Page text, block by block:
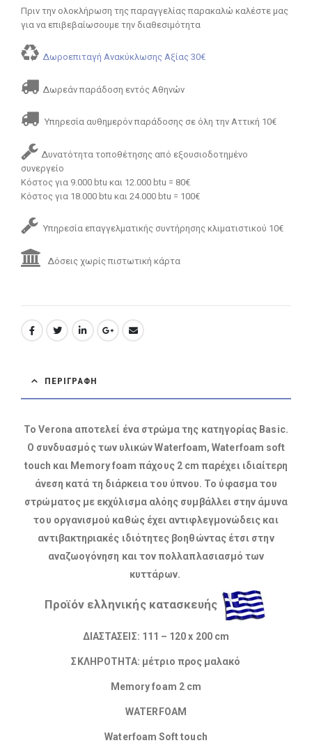
Πριν την ολοκλήρωση της παραγγελίας παρακαλώ καλέστε μας
για να επιβεβαίωσουμε την διαθεσιμότητα
Δωροεπιταγή Ανακύκλωσης Αξίας 30€
Δωρεάν παράδοση εντός Αθηνών
Υπηρεσία αυθημερόν παράδοσης σε όλη την Αττική 10€
Δυνατότητα τοποθέτησης από εξουσιοδοτημένο
συνεργείο
Κόστος για 9.000 btu και 12.000 btu = 80€
Κόστος για 18.000 btu και 24.000 btu = 100€
Υπηρεσία επαγγελματικής συντήρησης κλιματιστικού 10€
Δόσεις χωρίς πιστωτική κάρτα
ΠΕΡΙΓΡΑΦΉ
Το Verona αποτελεί ένα στρώμα της κατηγορίας Basic.
Ο συνδυασμός των υλικών Waterfoam, Waterfoam soft
touch και Memory foam πάχους 2 cm παρέχει ιδιαίτερη
άνεση κατά τη διάρκεια του ύπνου. Το ύφασμα του
στρώματος με εκχύλισμα αλόης συμβάλλει στην άμυνα
του οργανισμού καθώς έχει αντιφλεγμονώδεις και
αντιβακτηριακές ιδιότητες βοηθώντας έτσι στην
αναζωογόνηση και τον πολλαπλασιασμό των
κυττάρων.
Προϊόν ελληνικής κατασκευής
ΔΙΑΣΤΑΣΕΙΣ: 111 – 120 x 200 cm
ΣΚΛΗΡΟΤΗΤΑ: μέτριο προς μαλακό
Memory foam 2 cm
WATERFOAM
Waterfoam Soft touch